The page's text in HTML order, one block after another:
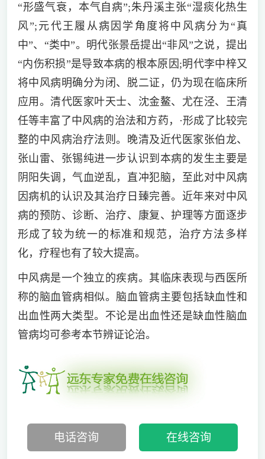
“形盛气衰，本气自病”;朱丹溪主张“湿痰化热生
风”;元代王履从病因学角度将中风病分为“真
中”、“类中”。明代张景岳提出“非风”之说，提出
“内伤积损”是导致本病的根本原因;明代李中梓又
将中风病明确分为闭、脱二证，仍为现在临床所
应用。清代医家叶天士、沈金鳌、尤在泾、王清
任等丰富了中风病的治法和方药，·形成了比较完
整的中风病治疗法则。晚清及近代医家张伯龙、
张山雷、张锡纯进一步认识到本病的发生主要是
阴阳失调，气血逆乱，直冲犯脑，至此对中风病
因病机的认识及其治疗日臻完善。近年来对中风
病的预防、诊断、治疗、康复、护理等方面逐步
形成了较为统一的标准和规范，治疗方法多样
化，疗程也有了较大提高。
中风病是一个独立的疾病。其临床表现与西医所
称的脑血管病相似。脑血管病主要包括缺血性和
出血性两大类型。不论是出血性还是缺血性脑血
管病均可参考本节辨证论治。
电话咨询 在线咨询